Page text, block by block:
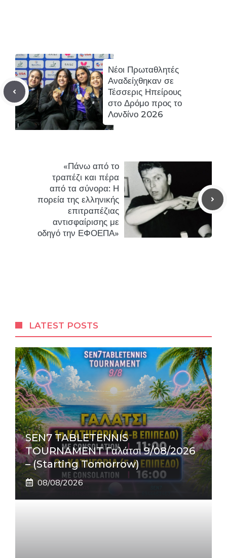
Νέοι Πρωταθλητές
Αναδείχθηκαν σε
Τέσσερις Ηπείρους
στο Δρόμο προς το
Λονδίνο 2026
«Πάνω από το
τραπέζι και πέρα
από τα σύνορα: Η
πορεία της ελληνικής
επιτραπέζιας
αντισφαίρισης με
οδηγό την ΕΦΟΕΠΑ»
LATEST POSTS
SEN7 TABLETENNIS
TOURNAMENT Γαλάτσι 9/08/2026
– (Starting Tomorrow)
08/08/2026